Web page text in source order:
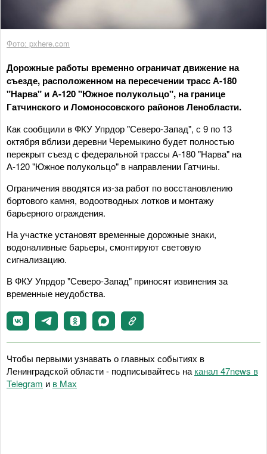
Фото: pxhere.com
Дорожные работы временно ограничат движение на
съезде, расположенном на пересечении трасс А-180
"Нарва" и А-120 "Южное полукольцо", на границе
Гатчинского и Ломоносовского районов Ленобласти.
Как сообщили в ФКУ Упрдор "Северо-Запад", с 9 по 13
октября вблизи деревни Черемыкино будет полностью
перекрыт съезд с федеральной трассы А-180 "Нарва" на
А-120 "Южное полукольцо" в направлении Гатчины.
Ограничения вводятся из-за работ по восстановлению
бортового камня, водоотводных лотков и монтажу
барьерного ограждения.
На участке установят временные дорожные знаки,
водоналивные барьеры, смонтируют световую
сигнализацию.
В ФКУ Упрдор "Северо-Запад" приносят извинения за
временные неудобства.
Чтобы первыми узнавать о главных событиях в
Ленинградской области - подписывайтесь на канал 47news в
Telegram и в Maх